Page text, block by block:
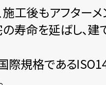
工後もアフター
の寿命を延ばし、
際規格である